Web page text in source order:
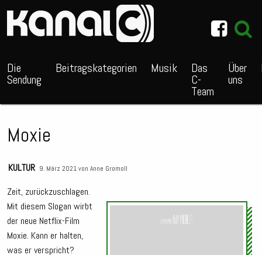
Die
Sendung
Beitragskategorien Musik Das
C-
Team
Über
uns
Moxie
KULTUR 9. März 2021 von Anne Gromoll
Zeit, zurückzuschlagen.
Mit diesem Slogan wirbt
der neue Netflix-Film
Moxie. Kann er halten,
was er verspricht?